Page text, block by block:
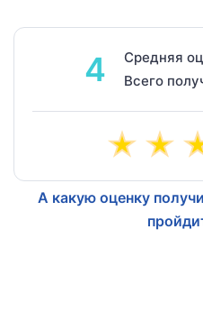
4
Средняя
Всего
А какую оценку